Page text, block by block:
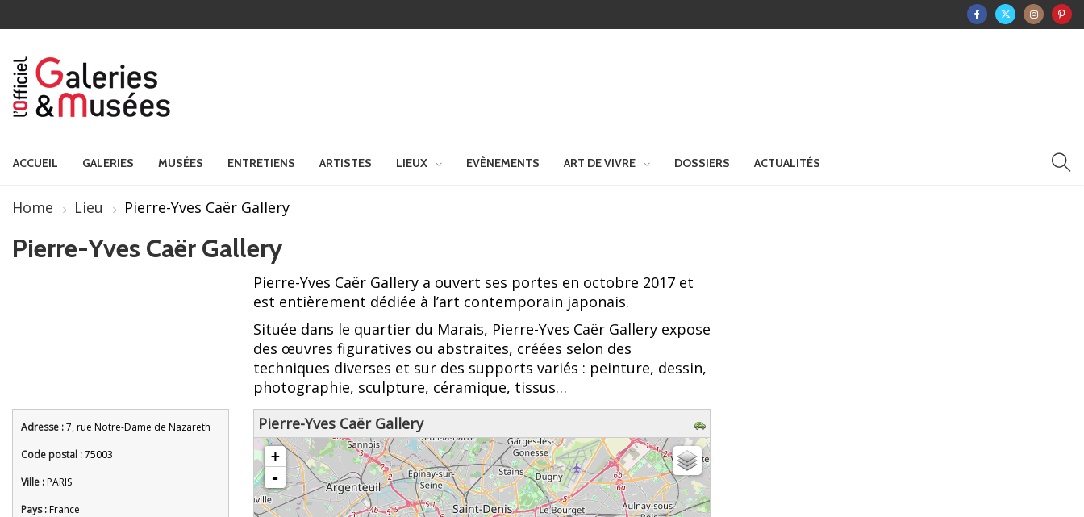
ACCUEIL GALERIES MUSÉES ENTRETIENS ARTISTES LIEUX EVÈNEMENTS ART DE VIVRE DOSSIERS ACTUALITÉS
Home Lieu Pierre-Yves Caër Gallery
Pierre-Yves Caër Gallery
Pierre-Yves Caër Gallery a ouvert ses portes en octobre 2017 et
est entièrement dédiée à l’art contemporain japonais.
Située dans le quartier du Marais, Pierre-Yves Caër Gallery expose
des œuvres figuratives ou abstraites, créées selon des
techniques diverses et sur des supports variés : peinture, dessin,
photographie, sculpture, céramique, tissus…
Adresse :7, rue Notre-Dame de Nazareth
Code postal :75003
Ville :PARIS
Pays :France
Pierre-Yves Caër Gallery
chargement de la carte - veuillez patienter...
+
-